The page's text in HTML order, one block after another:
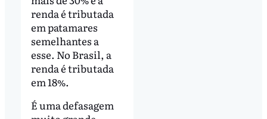
renda é tributada
em patamares
semelhantes a
esse. No Brasil, a
renda é tributada
em 18%.
É uma defasagem